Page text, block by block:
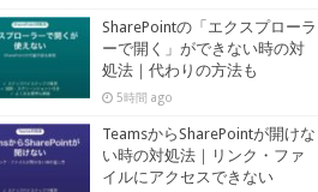
SharePointの「エクスプローラ
ーで開く」ができない時の対
処法｜代わりの方法も
5時間 ago
TeamsからSharePointが開けな
い時の対処法｜リンク・ファ
イルにアクセスできない